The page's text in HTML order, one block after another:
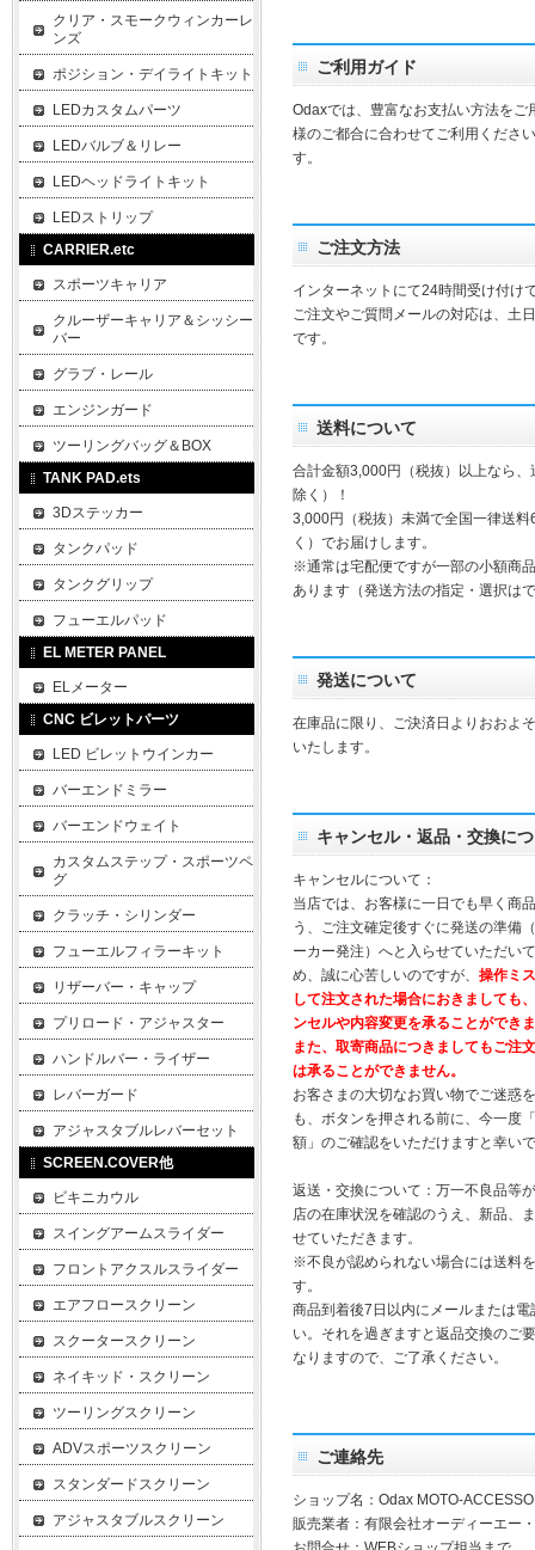
ご利用ガイド
Odaxでは、豊富なお支払い方法を
様のご都合に合わせてご利用くださ
す。
ご注文方法
インターネットにて24時間受け付け
ご注文やご質問メールの対応は、土
です。
送料について
合計金額3,000円（税抜）以上なら
除く）！
3,000円（税抜）未満で全国一律送
く）でお届けします。
※通常は宅配便ですが一部の小額商
あります（発送方法の指定・選択は
発送について
在庫品に限り、ご決済日よりおおよ
いたします。
キャンセル・返品・交換に
キャンセルについて：
当店では、お客様に一日でも早く商
う、ご注文確定後すぐに発送の準備
ーカー発注）へと入らせていただい
め、誠に心苦しいのですが、 操作ミ
して注文された場合におきましても
ンセルや内容変更を承ることができ
また、取寄商品につきましてもご注
は承ることができません。
お客さまの大切なお買い物でご迷惑
も、ボタンを押される前に、今一度
額」のご確認をいただけますと幸い
返送・交換について：万一不良品等
店の在庫状況を確認のうえ、新品、
せていただきます。
※不良が認められない場合には送料
す。
商品到着後7日以内にメールまたは
い。それを過ぎますと返品交換のご
なりますので、ご了承ください。
ご連絡先
ショップ名：Odax MOTO-
販売業者：有限会社オーディーエー
クリア・スモークウィンカーレ
ンズ
ポジション・デイライトキット
LEDカスタムパーツ
LEDバルブ＆リレー
LEDヘッドライトキット
LEDストリップ
CARRIER.etc
スポーツキャリア
クルーザーキャリア＆シッシー
バー
グラブ・レール
エンジンガード
ツーリングバッグ＆BOX
TANK PAD.ets
3Dステッカー
タンクパッド
タンクグリップ
フューエルパッド
EL METER PANEL
ELメーター
CNC ビレットパーツ
LED ビレットウインカー
バーエンドミラー
バーエンドウェイト
カスタムステップ・スポーツペ
グ
クラッチ・シリンダー
フューエルフィラーキット
リザーバー・キャップ
プリロード・アジャスター
ハンドルバー・ライザー
レバーガード
アジャスタブルレバーセット
SCREEN.COVER他
ビキニカウル
スイングアームスライダー
フロントアクスルスライダー
エアフロースクリーン
スクータースクリーン
ネイキッド・スクリーン
ツーリングスクリーン
ADVスポーツスクリーン
スタンダードスクリーン
アジャスタブルスクリーン